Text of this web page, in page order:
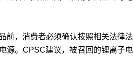
前，消费者必须确认按照相关法律法
源。CPSC建议，被召回的锂离子电